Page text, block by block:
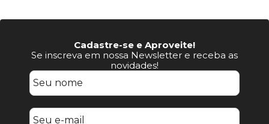
Cadastre-se e Aproveite!
Se inscreva em nossa Newsletter e receba as
novidades!